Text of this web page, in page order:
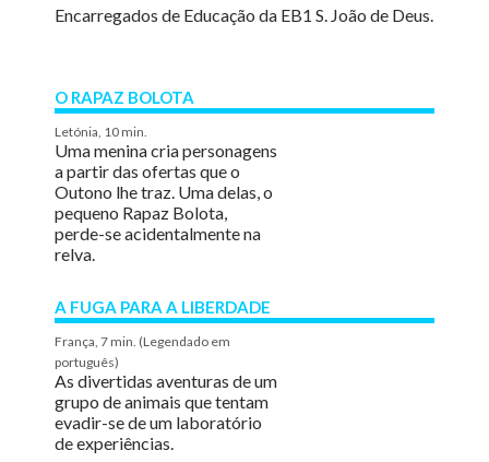
Encarregados de Educação da EB1 S. João de Deus.
O RAPAZ BOLOTA
Letónia, 10 min.
Uma menina cria personagens
a partir das ofertas que o
Outono lhe traz. Uma delas, o
pequeno Rapaz Bolota,
perde-se acidentalmente na
relva.
A FUGA PARA A LIBERDADE
França, 7 min. (Legendado em
português)
As divertidas aventuras de um
grupo de animais que tentam
evadir-se de um laboratório
de experiências.